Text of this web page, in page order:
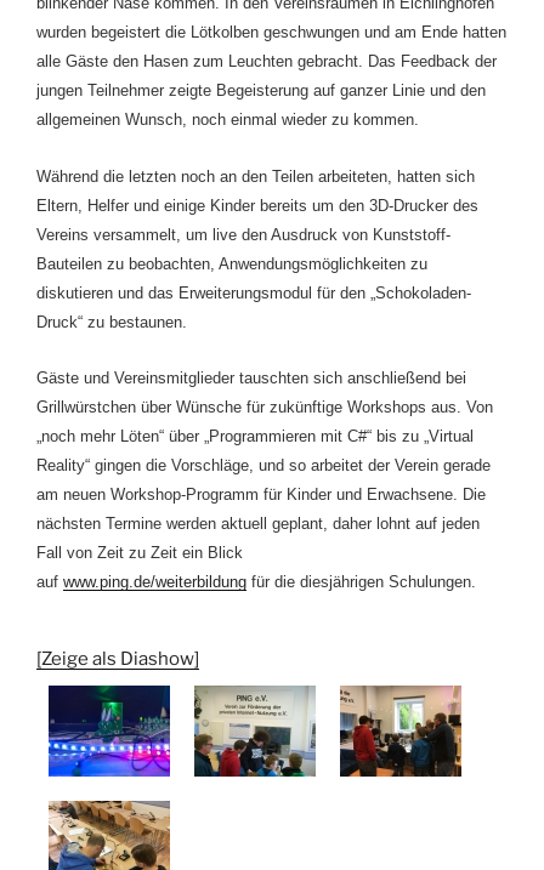
wurden begeistert die Lötkolben geschwungen und am Ende hatten
alle Gäste den Hasen zum Leuchten gebracht. Das Feedback der
jungen Teilnehmer zeigte Begeisterung auf ganzer Linie und den
allgemeinen Wunsch, noch einmal wieder zu kommen.
Während die letzten noch an den Teilen arbeiteten, hatten sich
Eltern, Helfer und einige Kinder bereits um den 3D-Drucker des
Vereins versammelt, um live den Ausdruck von Kunststoff-
Bauteilen zu beobachten, Anwendungsmöglichkeiten zu
diskutieren und das Erweiterungsmodul für den „Schokoladen-
Druck“ zu bestaunen.
Gäste und Vereinsmitglieder tauschten sich anschließend bei
Grillwürstchen über Wünsche für zukünftige Workshops aus. Von
„noch mehr Löten“ über „Programmieren mit C#“ bis zu „Virtual
Reality“ gingen die Vorschläge, und so arbeitet der Verein gerade
am neuen Workshop-Programm für Kinder und Erwachsene. Die
nächsten Termine werden aktuell
geplant, daher lohnt auf jeden
Fall von Zeit zu Zeit ein Blick
auf www.ping.de/weiterbildung für die diesjährigen Schulungen.
[Zeige als Diashow]